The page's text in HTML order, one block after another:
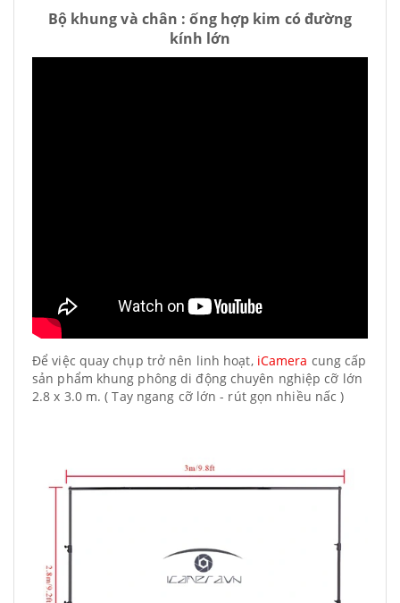
Bộ khung và chân : ống hợp kim có đường
kính lớn
Để việc quay chụp trở nên linh hoạt, iCamera cung cấp
sản phẩm khung phông di động chuyên nghiệp cỡ lớn
2.8 x 3.0 m. ( Tay ngang cỡ lớn - rút gọn nhiều nấc )